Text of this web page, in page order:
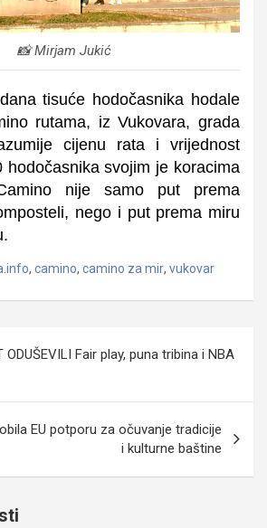
📸 Mirjam Jukić
tisuće hodočasnika hodale
rutama, iz Vukovara, grada
cijenu rata i vrijednost
hodočasnika svojim je koracima
nije samo put prema
nego i put prema miru
, camino, camino za mir, vukovar
ODUŠEVILI Fair play, puna tribina i NBA
EU potporu za očuvanje tradicije
i kulturne baštine